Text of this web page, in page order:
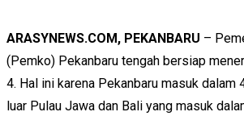
ARASYNEWS.COM, PEKANBARU –
(Pemko) Pekanbaru tengah bersiap
4. Hal ini karena Pekanbaru masuk dalam
luar Pulau Jawa dan Bali yang masuk